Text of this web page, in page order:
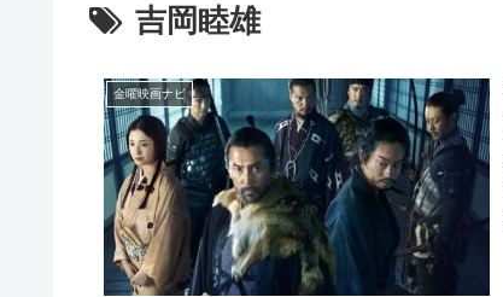
吉岡睦雄
金曜映画ナビ